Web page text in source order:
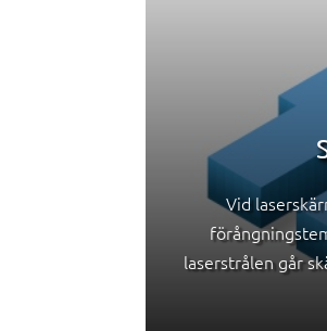
Vid
laserstrålen går